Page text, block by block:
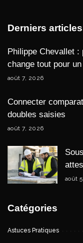
Derniers articles
Philippe Chevallet :
change tout pour
août 7, 2026
Connecter
doubles saisies
août 7, 2026
août
Catégories
Astuces Pratiques